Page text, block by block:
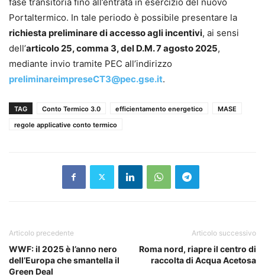
Portaltermico. In tale periodo è possibile presentare la
richiesta preliminare di accesso agli incentivi, ai sensi
dell’articolo 25, comma 3, del D.M. 7 agosto 2025,
mediante invio tramite PEC all’indirizzo
preliminareimpreseCT3@pec.gse.it.
TAG Conto Termico 3.0 efficientamento energetico
MASE
regole applicative conto termico
Articolo precedente
WWF: il 2025 è l’anno nero
dell’Europa che smantella il
Green Deal
Articolo successivo
Roma nord, riapre il centro di
raccolta di Acqua Acetosa